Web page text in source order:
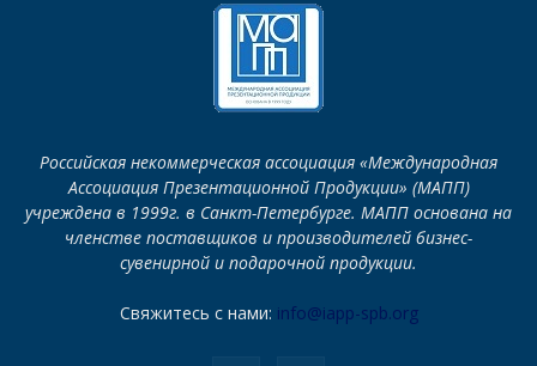
Российская некоммерческая ассоциация «Международная
Ассоциация Презентационной Продукции» (МАПП)
учреждена в 1999г. в Санкт-Петербурге. МАПП основана на
членстве поставщиков и производителей бизнес-
сувенирной и подарочной продукции.
Свяжитесь с нами: info@iapp-spb.org